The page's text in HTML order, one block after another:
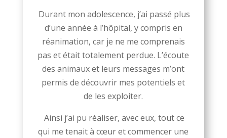
Durant mon adolescence, j’ai passé plus
d’une année à l’hôpital, y compris en
réanimation, car je ne me comprenais
pas et était totalement perdue. L’écoute
des animaux et leurs messages m’ont
permis de découvrir mes potentiels et
de les exploiter.
Ainsi j’ai pu réaliser, avec eux, tout ce
qui me tenait à cœur et commencer une